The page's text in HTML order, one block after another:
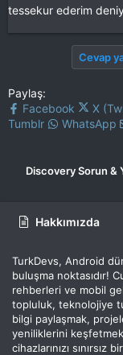
tessekur ederim
Cevap
Paylaş:
Facebook
X
Tumblr
WhatsApp
Discovery Sorun &
Hakkımızda
TurkDevs, Android
buluşma noktasıdır!
rehberleri ve mobil
topluluk, teknolojiye
bilgi paylaşmak,
yeniliklerini keşfetmek
cihazlarınızı